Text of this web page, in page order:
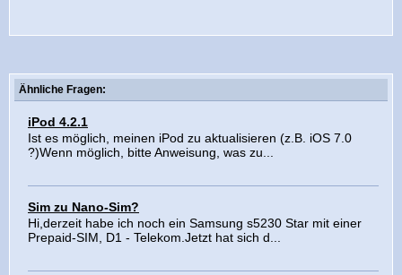
Ähnliche Fragen:
iPod 4.2.1
Ist es möglich, meinen iPod zu aktualisieren (z.B. iOS 7.0
?)Wenn möglich, bitte Anweisung, was zu...
Sim zu Nano-Sim?
Hi,derzeit habe ich noch ein Samsung s5230 Star mit einer
Prepaid-SIM, D1 - Telekom.Jetzt hat sich d...